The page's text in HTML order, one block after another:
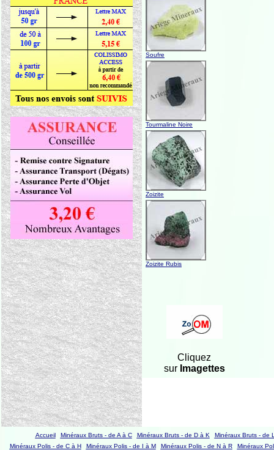
Soufre
Tourmaline Noire
Zoizite
Zoizite Rubis
Cliquez
surImagettes
Accueil Minéraux Bruts - de A à C Minéraux Bruts - de D à K
Minéraux Bruts - de
Minéraux Polis - de C à H
Minéraux Polis - de I à M Minéraux Polis - de N à R
Minéraux